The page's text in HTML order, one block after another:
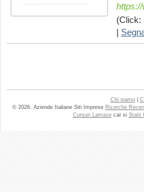
(Click:
Chi siamo|
© 2026. Aziende Italiane Siti Imprese Ricerche
Cursuri Lamazecat si Statii